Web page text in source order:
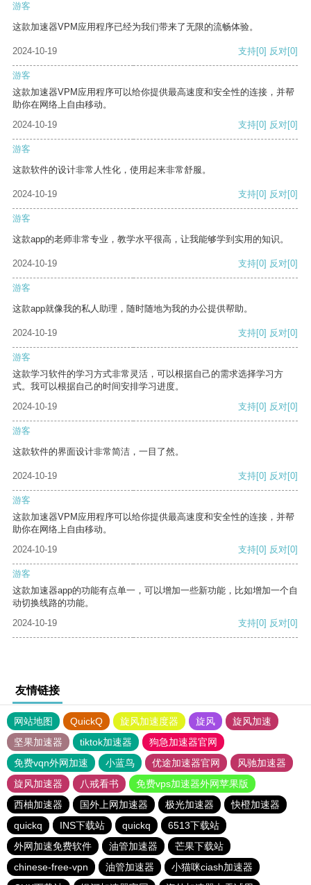
游客
这款加速器VPM应用程序已经为我们带来了无限的流畅体验。
2024-10-19 支持[0] 反对[0]
游客
这款加速器VPM应用程序可以给你提供最高速度和安全性的连接，并帮
助你在网络上自由移动。
2024-10-19
支持[0] 反对[0]
游客
这款软件的设计非常人性化，使用起来非常舒服。
2024-10-19 支持[0] 反对[0]
游客
这款app的老师非常专业，教学水平很高，让我能够学到实用的知识。
2024-10-19 支持[0] 反对[0]
游客
这款app就像我的私人助理，随时随地为我的办公提供帮助。
2024-10-19 支持[0] 反对[0]
游客
这款学习软件的学习方式非常灵活，可以根据自己的需求选择学习方
式。我可以根据自己的时间安排学习进度。
2024-10-19
支持[0] 反对[0]
游客
这款软件的界面设计非常简洁，一目了然。
2024-10-19 支持[0] 反对[0]
游客
这款加速器VPM应用程序可以给你提供最高速度和安全性的连接，并帮
助你在网络上自由移动。
2024-10-19
支持[0] 反对[0]
游客
这款加速器app的功能有点单一，可以增加一些新功能，比如增加一个自
动切换线路的功能。
2024-10-19
支持[0] 反对[0]
友情链接
网站地图 QuickQ 旋风加速度器 旋风
旋风加速
坚果加速器
tiktok加速器
狗急加速器官网
免费vqn外网加速
小蓝鸟 优途加速器官网
风驰加速器
旋风加速器
八戒看书
免费vps加速器外网苹果版
西柚加速器
国外上网加速器 极光加速器
快橙加速器
quickq
INS下载站 quickq
6513下载站
外网加速免费软件
油管加速器
芒果下载站
chinese-free-vpn
油管加速器
小猫咪ciash加速器